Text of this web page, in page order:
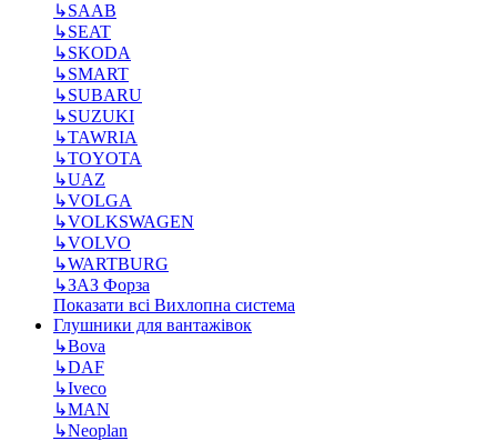
↳SAAB
↳SEAT
↳SKODA
↳SMART
↳SUBARU
↳SUZUKI
↳TAWRIA
↳TOYOTA
↳UAZ
↳VOLGA
↳VOLKSWAGEN
↳VOLVO
↳WARTBURG
↳ЗАЗ Форза
Показати всі Вихлопна система
Глушники для вантажівок
↳Bova
↳DAF
↳Iveco
↳MAN
↳Neoplan